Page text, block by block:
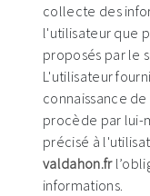
collecte des
l'utilisateur que
proposés par le
L'utilisateur
connaissance
procède par lui-
précisé à
valdahon.fr
informations.